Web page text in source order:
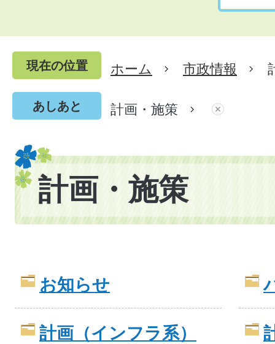
現在の位置 ホーム 市政情報
あしあと 計画・施策
計画・施策
お知らせ
計画（インフラ系）